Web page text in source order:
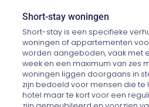
Short-stay woningen
Short-stay is een specifieke
woningen of appartementen
worden aangeboden, vaak met
week en een maximum van zes
woningen liggen doorgaans in
zijn bedoeld voor mensen die te
hotel maar te kort voor een